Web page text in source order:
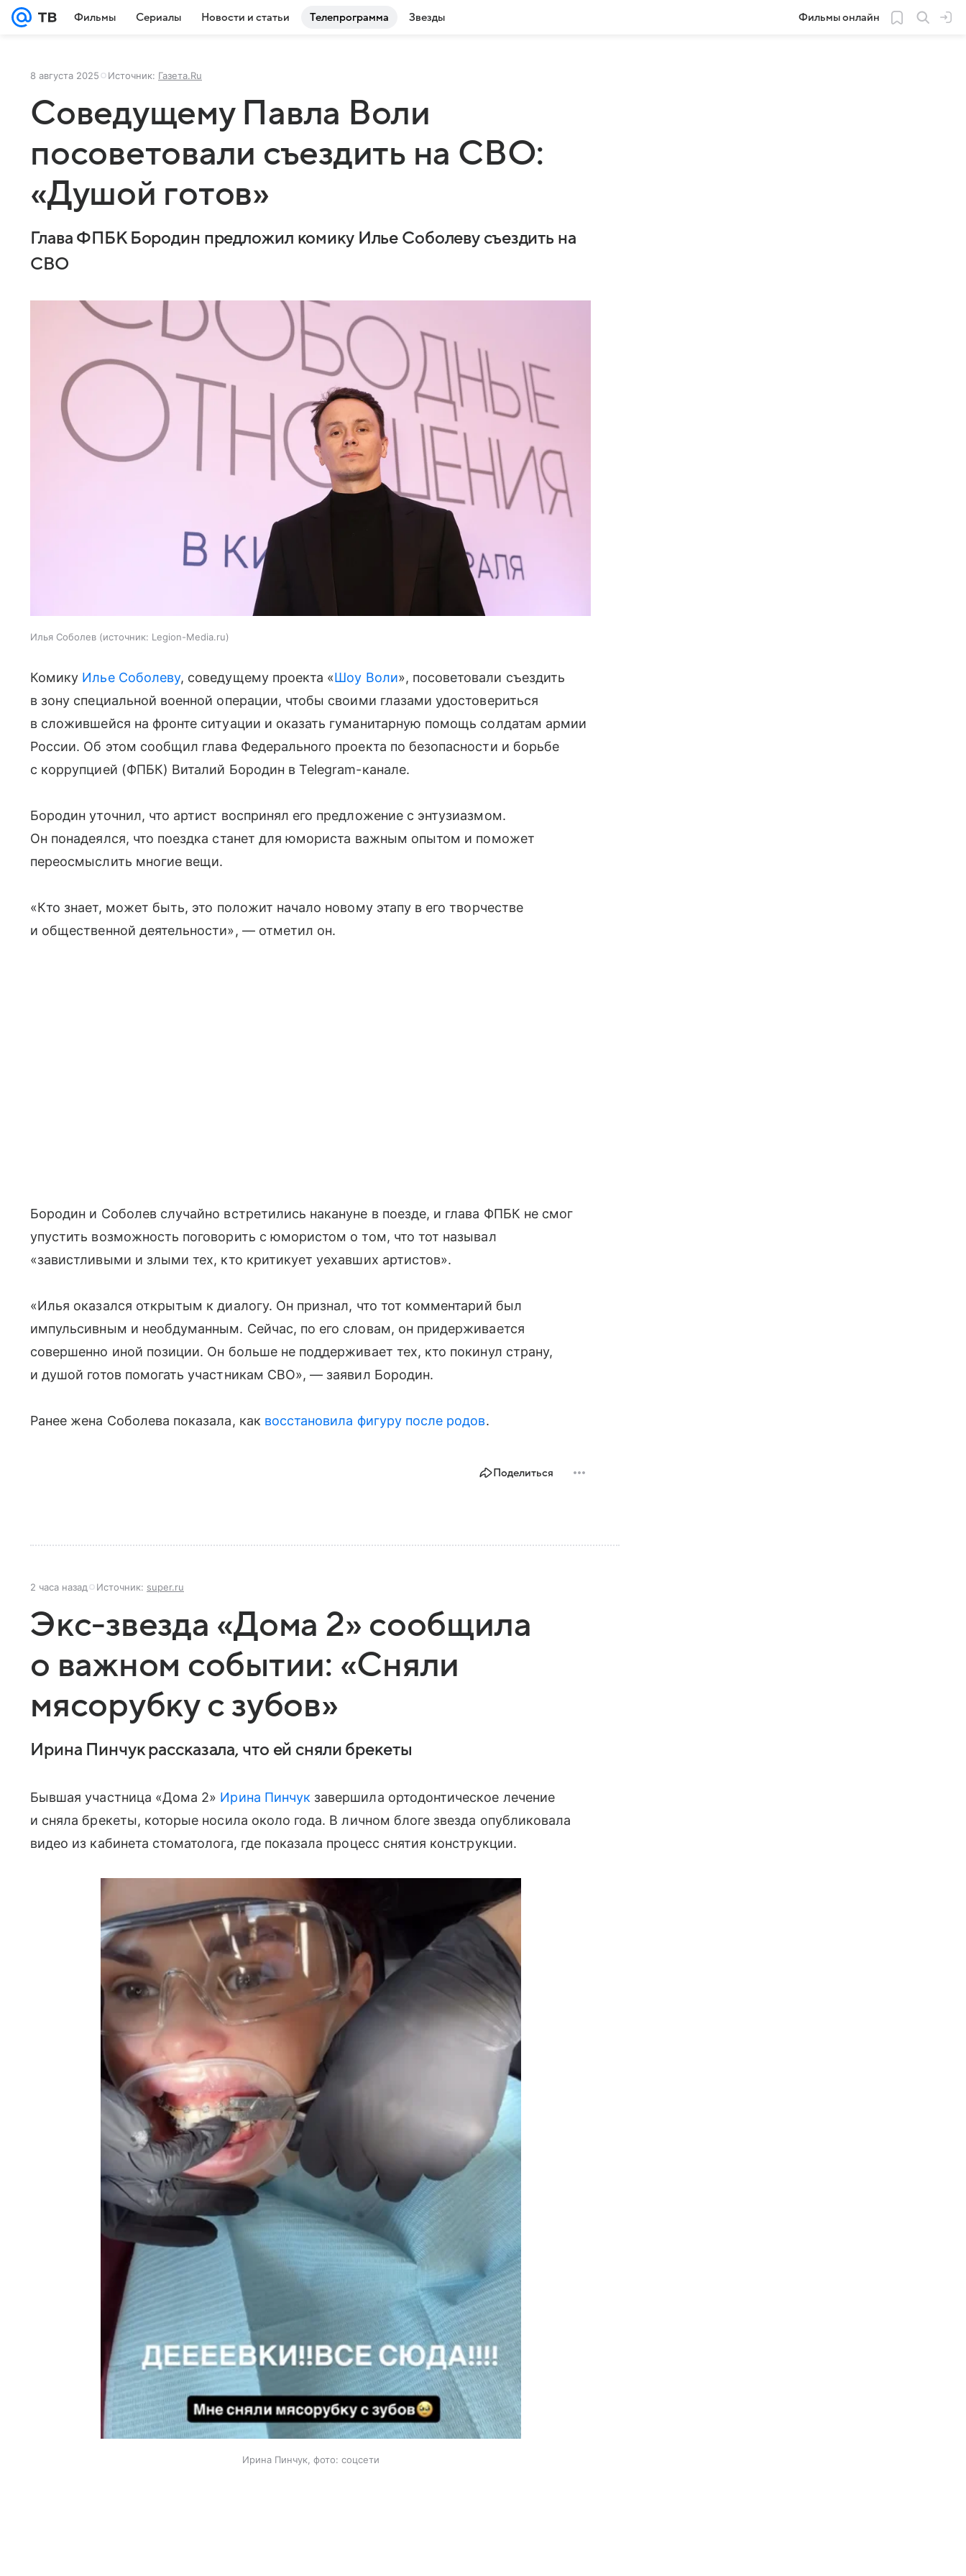
Фильмы Сериалы Новости и статьи Телепрограмма Звезды Фильмы онлайн
8 августа 2025 Источник: Газета.Ru
Соведущему Павла Воли
посоветовали съездить на СВО:
«Душой готов»
Глава ФПБК Бородин предложил комику Илье Соболеву съездить на
СВО
Илья Соболев источник: Legion-Media.ru
Комику Илье Соболеву, соведущему проекта «Шоу Воли», посоветовали съездить
в зону специальной военной операции, чтобы своими глазами удостовериться
в сложившейся на фронте ситуации и оказать гуманитарную помощь солдатам армии
России. Об этом сообщил глава Федерального проекта по безопасности и борьбе
с коррупцией (ФПБК) Виталий Бородин в Telegram-канале.
Бородин уточнил, что артист воспринял его предложение с энтузиазмом.
Он понадеялся, что поездка станет для юмориста важным опытом и поможет
переосмыслить многие вещи.
«Кто знает, может быть, это положит начало новому этапу в его творчестве
и общественной деятельности», — отметил он.
Бородин и Соболев случайно встретились накануне в поезде, и глава ФПБК не смог
упустить возможность поговорить с юмористом о том, что тот называл
«завистливыми и злыми тех, кто критикует уехавших артистов».
«Илья оказался открытым к диалогу. Он признал, что тот комментарий был
импульсивным и необдуманным. Сейчас, по его словам, он придерживается
совершенно иной позиции. Он больше не поддерживает тех, кто покинул страну,
и душой готов помогать участникам СВО», — заявил Бородин.
Ранее жена Соболева показала, как восстановила фигуру после родов.
Поделиться
2 часа назад Источник: super.ru
Экс-звезда «Дома 2» сообщила
о важном событии: «Сняли
мясорубку с зубов»
Ирина Пинчук рассказала, что ей сняли брекеты
Бывшая участница «Дома 2» Ирина Пинчук завершила ортодонтическое лечение
и сняла брекеты, которые носила около года. В личном блоге звезда опубликовала
видео из кабинета стоматолога, где показала процесс снятия конструкции.
Ирина Пинчук, фото: соцсети